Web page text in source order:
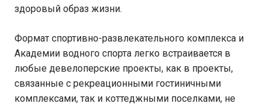
здоровый образ жизни.
Формат спортивно-развлекательного комплекса и
Академии водного спорта легко встраивается в
любые девелоперские проекты, как в проекты,
связанные с рекреационными гостиничными
комплексами, так и коттеджными поселками, не